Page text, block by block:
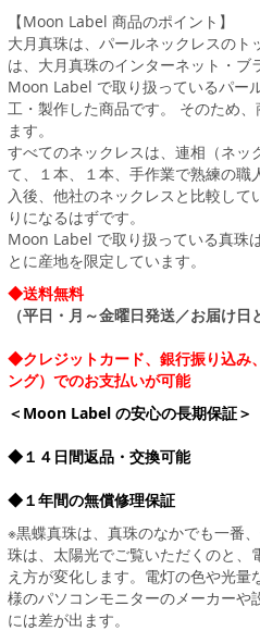
【Moon Label 商品のポイント】
大月真珠は、パールネックレスの
は、大月真珠のインターネット・ブ
Moon Label で取り扱っているパー
工・製作した商品です。 そのため
ます。
すべてのネックレスは、連相（ネッ
て、１本、１本、手作業で熟練の
入後、他社のネックレスと比較し
りになるはずです。
Moon Label で取り扱っている真珠
とに産地を限定しています。
◆送料無料
（平日・月～金曜日発送／お届け
◆クレジットカード、銀行振り込み
ング）でのお支払いが可能
＜Moon Label の安心の長期保証＞
◆１４日間返品・交換可能
◆１年間の無償修理保証
※黒蝶真珠は、真珠のなかでも一番
珠は、太陽光でご覧いただくのと、
え方が変化します。電灯の色や光
様のパソコンモニターのメーカー
には差が出ます。